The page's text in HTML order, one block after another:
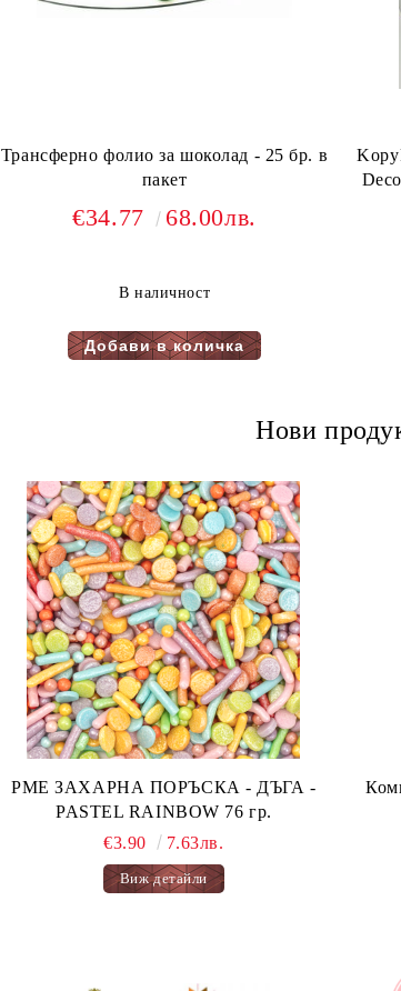
Трансферно фолио за шоколад - 25 бр. в
пакет
€34.77 68.00лв.
В наличност
Нови
PME ЗАХАРНА ПОРЪСКА - ДЪГА -
PASTEL RAINBOW 76 гр.
€3.90
7.63лв.
Виж детайли